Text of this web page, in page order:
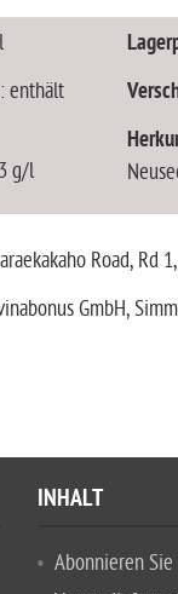
: enthält
g/l
Road, Rd
GmbH,
INHALT
Abonnieren